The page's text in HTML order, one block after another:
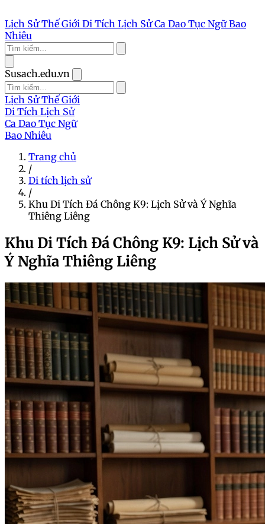
Lịch Sử Thế Giới Di Tích Lịch SửCa Dao Tục NgữBao
Nhiêu
Susach.edu.vn
Lịch Sử Thế Giới
Di Tích Lịch Sử
Ca Dao Tục Ngữ
Bao Nhiêu
Trang chủ
/
Di tích lịch sử
/
Khu Di Tích Đá Chông K9: Lịch Sử và Ý Nghĩa
Thiêng Liêng
Khu Di Tích Đá Chông K9: Lịch Sử và
Ý Nghĩa Thiêng Liêng